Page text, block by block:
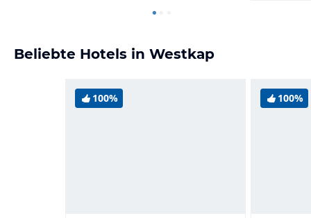
Beliebte Hotels in Westkap
100% 100%